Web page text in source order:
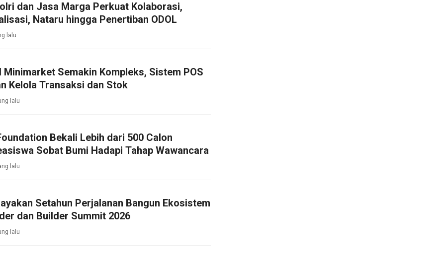
dan Jasa Marga Perkuat Kolaborasi,
Nataru hingga Penertiban ODOL
lalu
Minimarket Semakin Kompleks, Sistem POS
Kelola Transaksi dan Stok
lalu
Bekali Lebih dari 500 Calon
Sobat Bumi Hadapi Tahap Wawancara
lalu
Setahun Perjalanan Bangun Ekosistem
dan Builder Summit 2026
lalu